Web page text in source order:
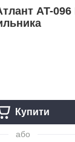
AT-096
Купити
або